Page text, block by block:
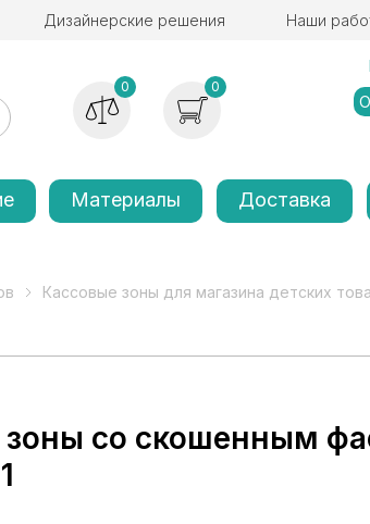
Дизайнерские решения Наши
0 0
Материалы Доставка
Кассовые зоны для магазина детских
зоны со скошенным